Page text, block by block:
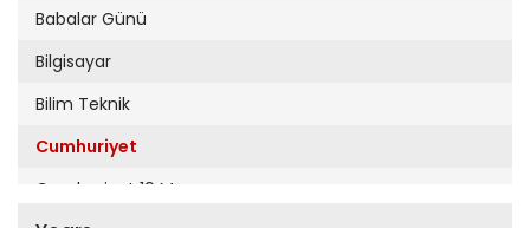
Babalar Günü
Bilgisayar
Bilim Teknik
Cumhuriyet
Cumhuriyet 19 Mayıs